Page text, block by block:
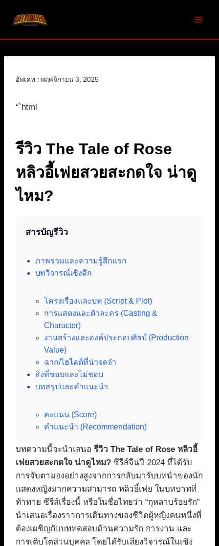
อัพเดท : พฤศจิกายน 3, 2025
“`html
รีวิว The Tale of Rose
หลิวอี้เฟยสวยสะกดใจ น่าดู
ไหม?
สารบัญรีวิว
ภาพรวมและความรู้สึกแรก
บทวิจารณ์เชิงลึก
โครงเรื่องและบท (Script & Plot)
การแสดงและตัวละคร (Casting &
Character)
งานสร้างและองค์ประกอบศิลป์ (Production
Value)
ฉาก/ไฮไลต์ที่น่าจดจำ
สิ่งที่ชอบและไม่ชอบ
บทสรุปและคำแนะนำ
คะแนน (Score)
คำแนะนำ (Recommendation)
บทความนี้จะนำเสนอรีวิว The Tale of Rose หลิวอี้
เฟยสวยสะกดใจ น่าดูไหม? ซีรีส์จีนปี 2024 ที่ได้รับ
การจับตามองอย่างสูงจากการกลับมารับบทนำของนัก
แสดงหญิงมากความสามารถ หลิวอี้เฟย ในบทบาทที่
ท้าทาย ซีรีส์เรื่องนี้ หรือในชื่อไทยว่า “กุหลาบร้อยรัก”
นำเสนอเรื่องราวการเดินทางของชีวิตผู้หญิงคนหนึ่งที่
ต้องเผชิญกับบททดสอบด้านความรัก การงาน และ
การเติบโตส่วนบุคคล โดยได้รับเสียงวิจารณ์ในเชิง